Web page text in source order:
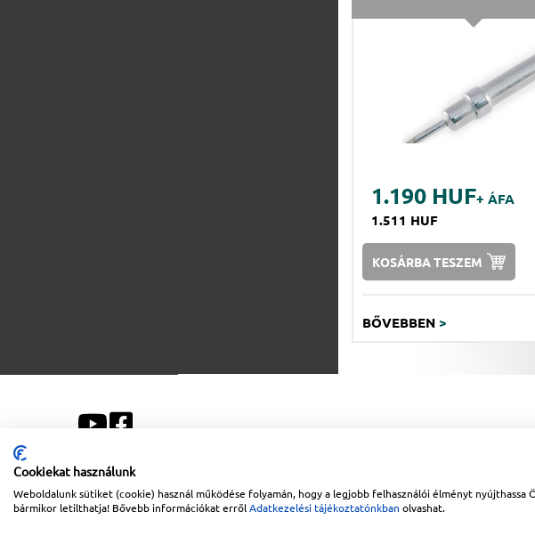
1.190 HUF+ ÁFA
1.511 HUF
KOSÁRBA TESZEM
BŐVEBBEN >
Sitemap|Impresszum
Cookiekat használunk
Weboldalunk sütiket (cookie) használ működése folyamán, hogy a legjobb felhasználói élményt nyújthassa
bármikor letilthatja! Bővebb információkat errőlAdatkezelési tájékoztatónkban olvashat.